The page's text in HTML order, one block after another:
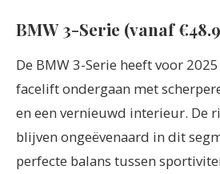
BMW 3-Serie (vanaf
De BMW 3-Serie heeft voor
facelift ondergaan met
en een vernieuwd interieur. De
blijven ongeëvenaard in dit
perfecte balans tussen